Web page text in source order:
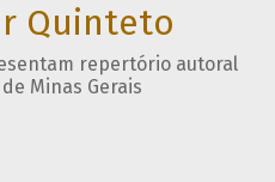
Quinteto
repertório autoral
Minas Gerais